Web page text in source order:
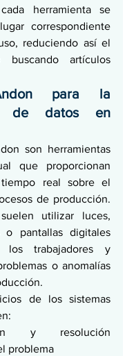
herramienta se
correspondiente
reduciendo así el
buscando artículos
para la
de datos en
son herramientas
que proporcionan
real sobre el
de producción.
utilizar luces,
o pantallas digitales
trabajadores y
o anomalías
de los sistemas
y resolución
problema